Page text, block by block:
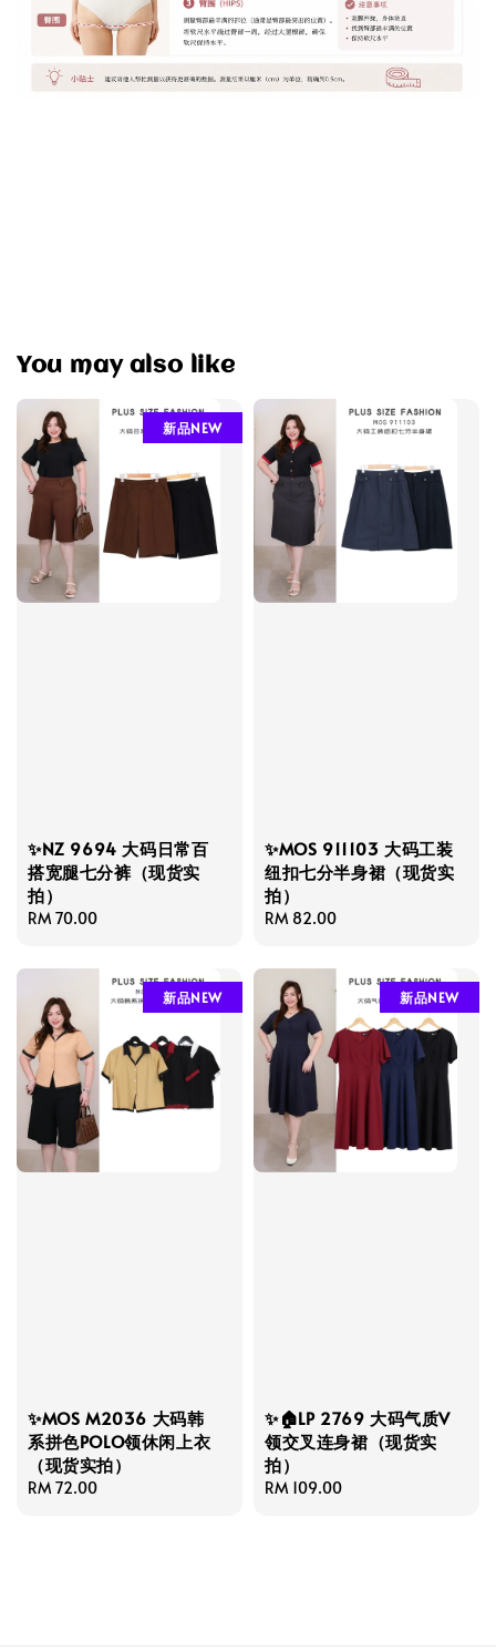
You may also like
新品NEW
✨NZ 9694 大码日常百
搭宽腿七分裤（现货实
拍）
Regular
RM 70.00
✨MOS 911103 大码工装
纽扣七分半身裙（现货实
拍）
Regular
RM 82.00
新品NEW
✨MOS M2036 大码韩
系拼色POLO领休闲上衣
（现货实拍）
Regular
RM 72.00
新品NEW
✨🏠LP 2769 大码气质V
领交叉连身裙（现货实
拍）
Regular
RM 109.00